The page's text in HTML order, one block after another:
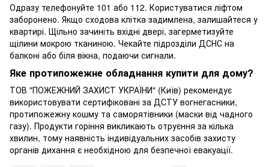
Одразу телефонуйте 101 або 112. Користуватися ліфтом
заборонено. Якщо сходова клітка задимлена, залишайтеся у
квартирі. Щільно зачиніть вхідні двері, загерметизуйте
щілини мокрою тканиною. Чекайте підрозділи ДСНС на
балконі або біля вікна, подаючи сигнали.
Яке протипожежне обладнання купити для дому?
ТОВ "ПОЖЕЖНИЙ ЗАХИСТ УКРАЇНИ" (Київ) рекомендує
використовувати сертифіковані за ДСТУ вогнегасники,
протипожежну кошму та саморятівники (маски від чадного
газу). Продукти горіння викликають отруєння за кілька
хвилин, тому наявність індивідуальних засобів захисту
органів дихання є необхідною для безпечної евакуації.